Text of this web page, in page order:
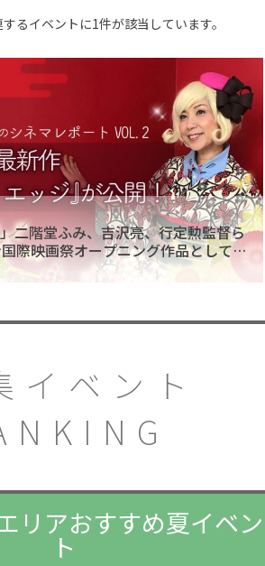
るイベントに1件が該当しています。
二階堂ふみ、吉沢亮、行定勲監督ら
際映画祭オープニング作品としてレ
！
イベント
リアおすすめ夏イベン
ト